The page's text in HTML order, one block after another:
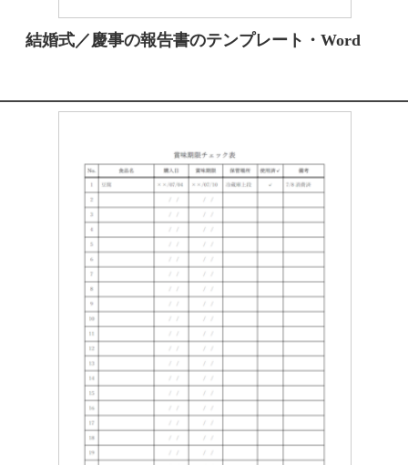
結婚式／慶事の報告書のテンプレート・Word